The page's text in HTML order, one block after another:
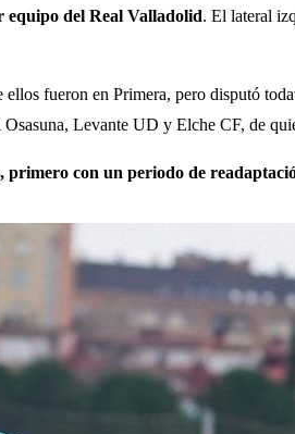
equipo del Real Valladolid. El lateral
ellos fueron en Primera, pero disputó
Levante UD y Elche CF, de
con un periodo de